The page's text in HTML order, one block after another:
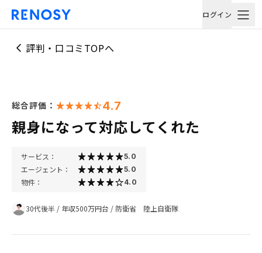
ログイン
評判・口コミTOPへ
総合評価： 4.7
親身になって対応してくれた
サービス： 5.0
エージェント： 5.0
物件： 4.0
30代後半 / 年収500万円台 / 防衛省 陸上自衛隊